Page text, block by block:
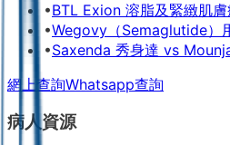
•BTL Exion 溶脂及緊緻肌膚
•Wegovy（Semaglutide）
•Saxenda 秀身達 vs
網上查詢Whatsapp查詢
病人資源